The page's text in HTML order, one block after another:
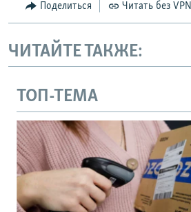
Поделиться Читать без VPN
ЧИТАЙТЕ ТАКЖЕ:
ТОП-ТЕМА